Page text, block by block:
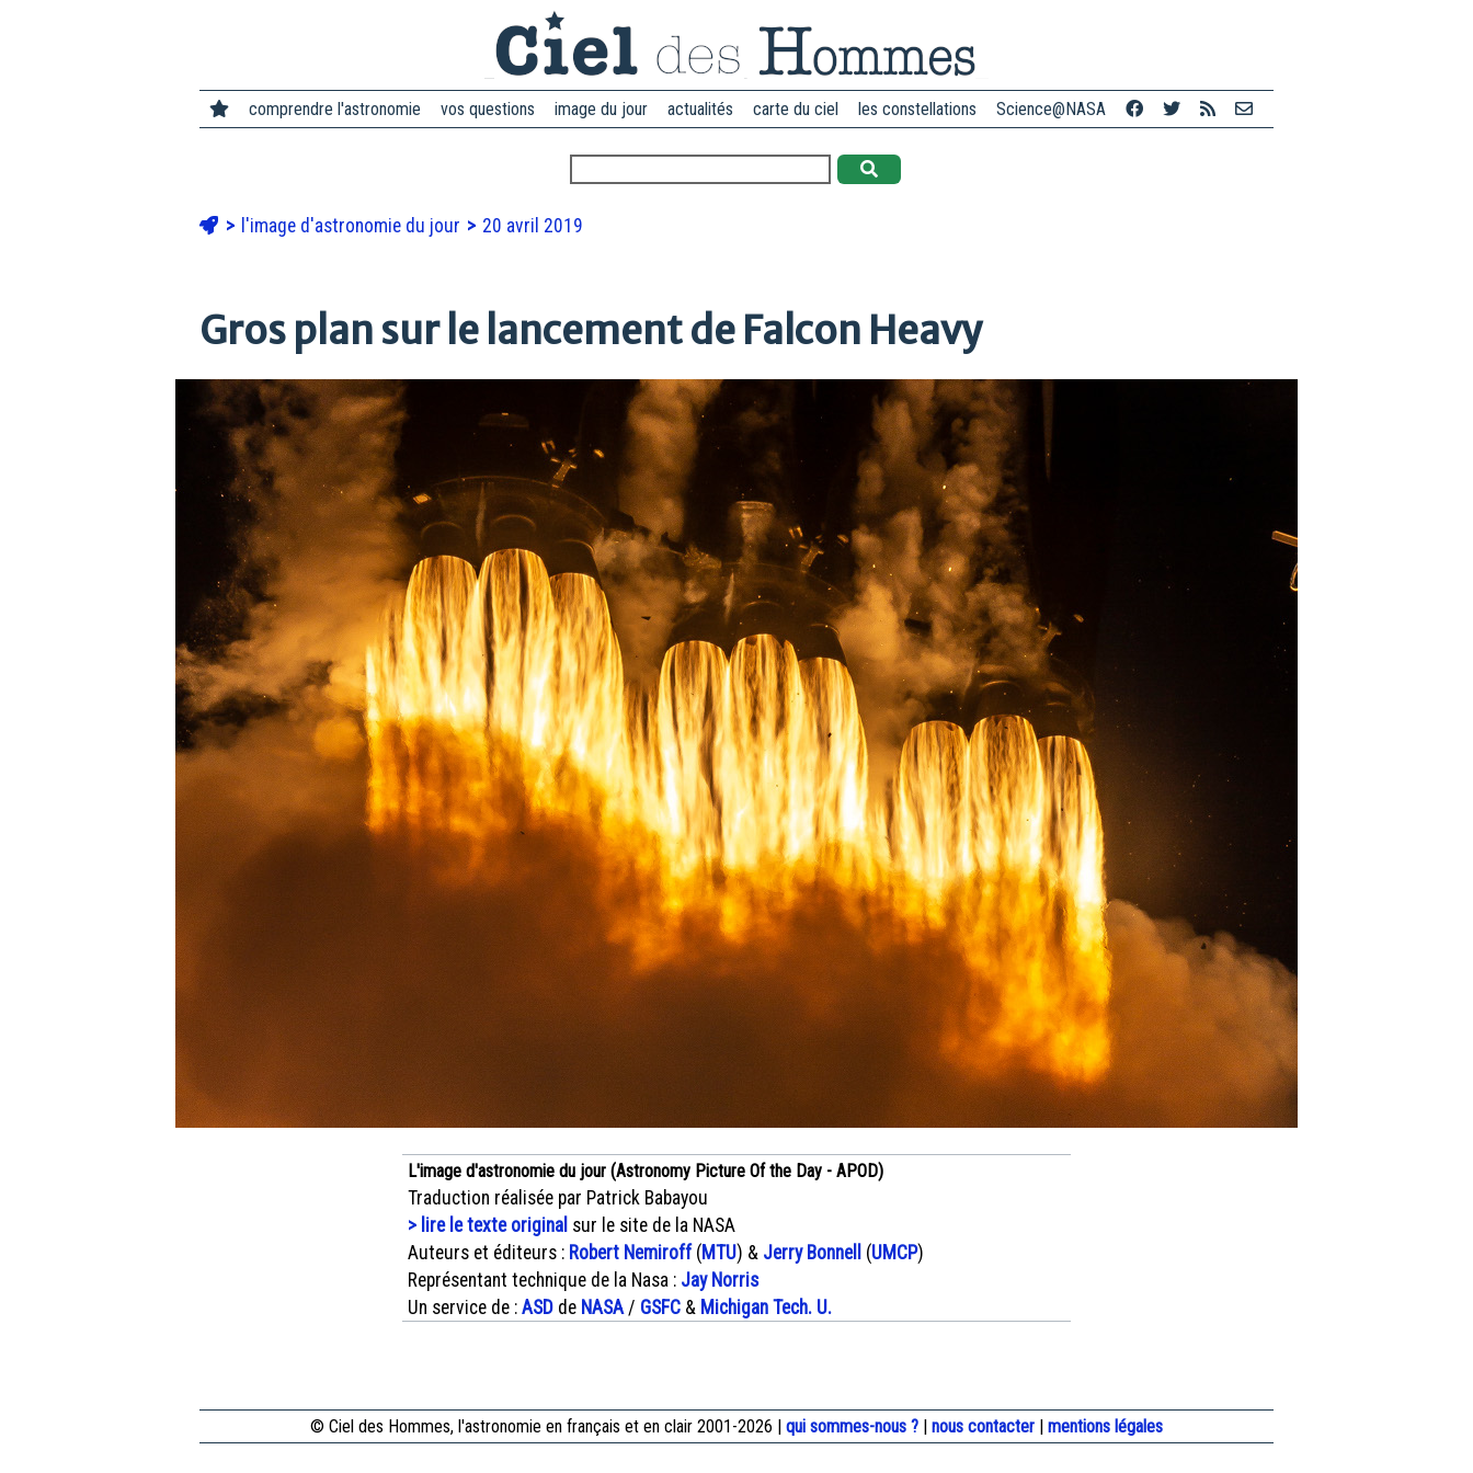
comprendre l'astronomie vos questions image du jour actualités carte du ciel les constellations Science@NASA
l'image d'astronomie du jour 20 avril 2019
Gros plan sur le lancement de Falcon Heavy
L'image d'astronomie du jour (Astronomy Picture Of the Day - APOD)
Traduction réalisée par Patrick Babayou
> lire le texte original sur le site de la NASA
Auteurs et éditeurs : Robert Nemiroff(MTU) & Jerry Bonnell (UMCP)
Représentant technique de la Nasa : Jay Norris
Un service de : ASD de NASA / GSFC & Michigan Tech. U.
© Ciel des Hommes, l'astronomie en français et en clair 2001-2026 | qui sommes-nous ? | nous contacter | mentions légales